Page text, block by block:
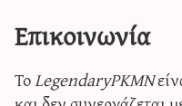
Επικοινωνία
ΤοLegendaryPKMN